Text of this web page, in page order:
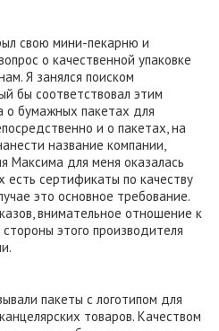
свою мини-пекарню и
о качественной упаковке
Я занялся поиском
бы соответствовал этим
о бумажных пакетах для
и о пакетах, на
название компании,
Максима для меня оказалась
есть сертификаты по качеству
это основное требование.
внимательное отношение к
этого производителя
пакеты с логотипом для
товаров. Качеством